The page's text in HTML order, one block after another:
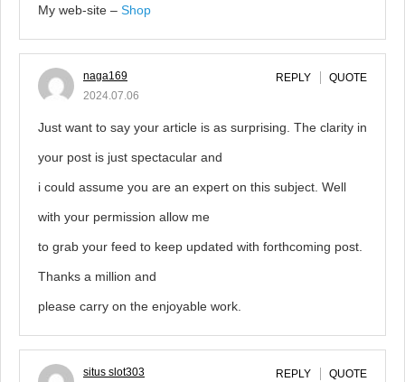
My web-site – Shop
naga169
2024.07.06
REPLY QUOTE
Just want to say your article is as surprising. The clarity in
your post is just spectacular and
i could assume you are an expert on this subject. Well
with your permission allow me
to grab your feed to keep updated with forthcoming post.
Thanks a million and
please carry on the enjoyable work.
situs slot303
REPLY QUOTE